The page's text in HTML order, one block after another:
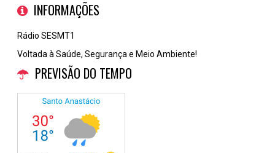
INFORMAÇÕES
Rádio SESMT1
Voltada à Saúde, Segurança e Meio Ambiente!
PREVISÃO DO TEMPO